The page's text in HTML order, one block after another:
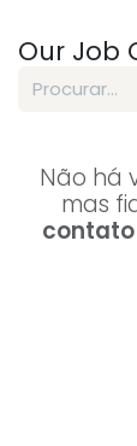
Our Job
Não há
mas